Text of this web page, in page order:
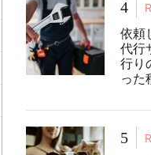
4
依頼
代行
行り
った
5